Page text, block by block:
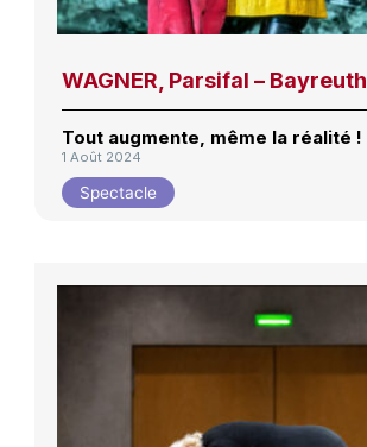
WAGNER, Parsifal – Bayreuth
Tout augmente, même la réalité !
1 Août 2024
Spectacle